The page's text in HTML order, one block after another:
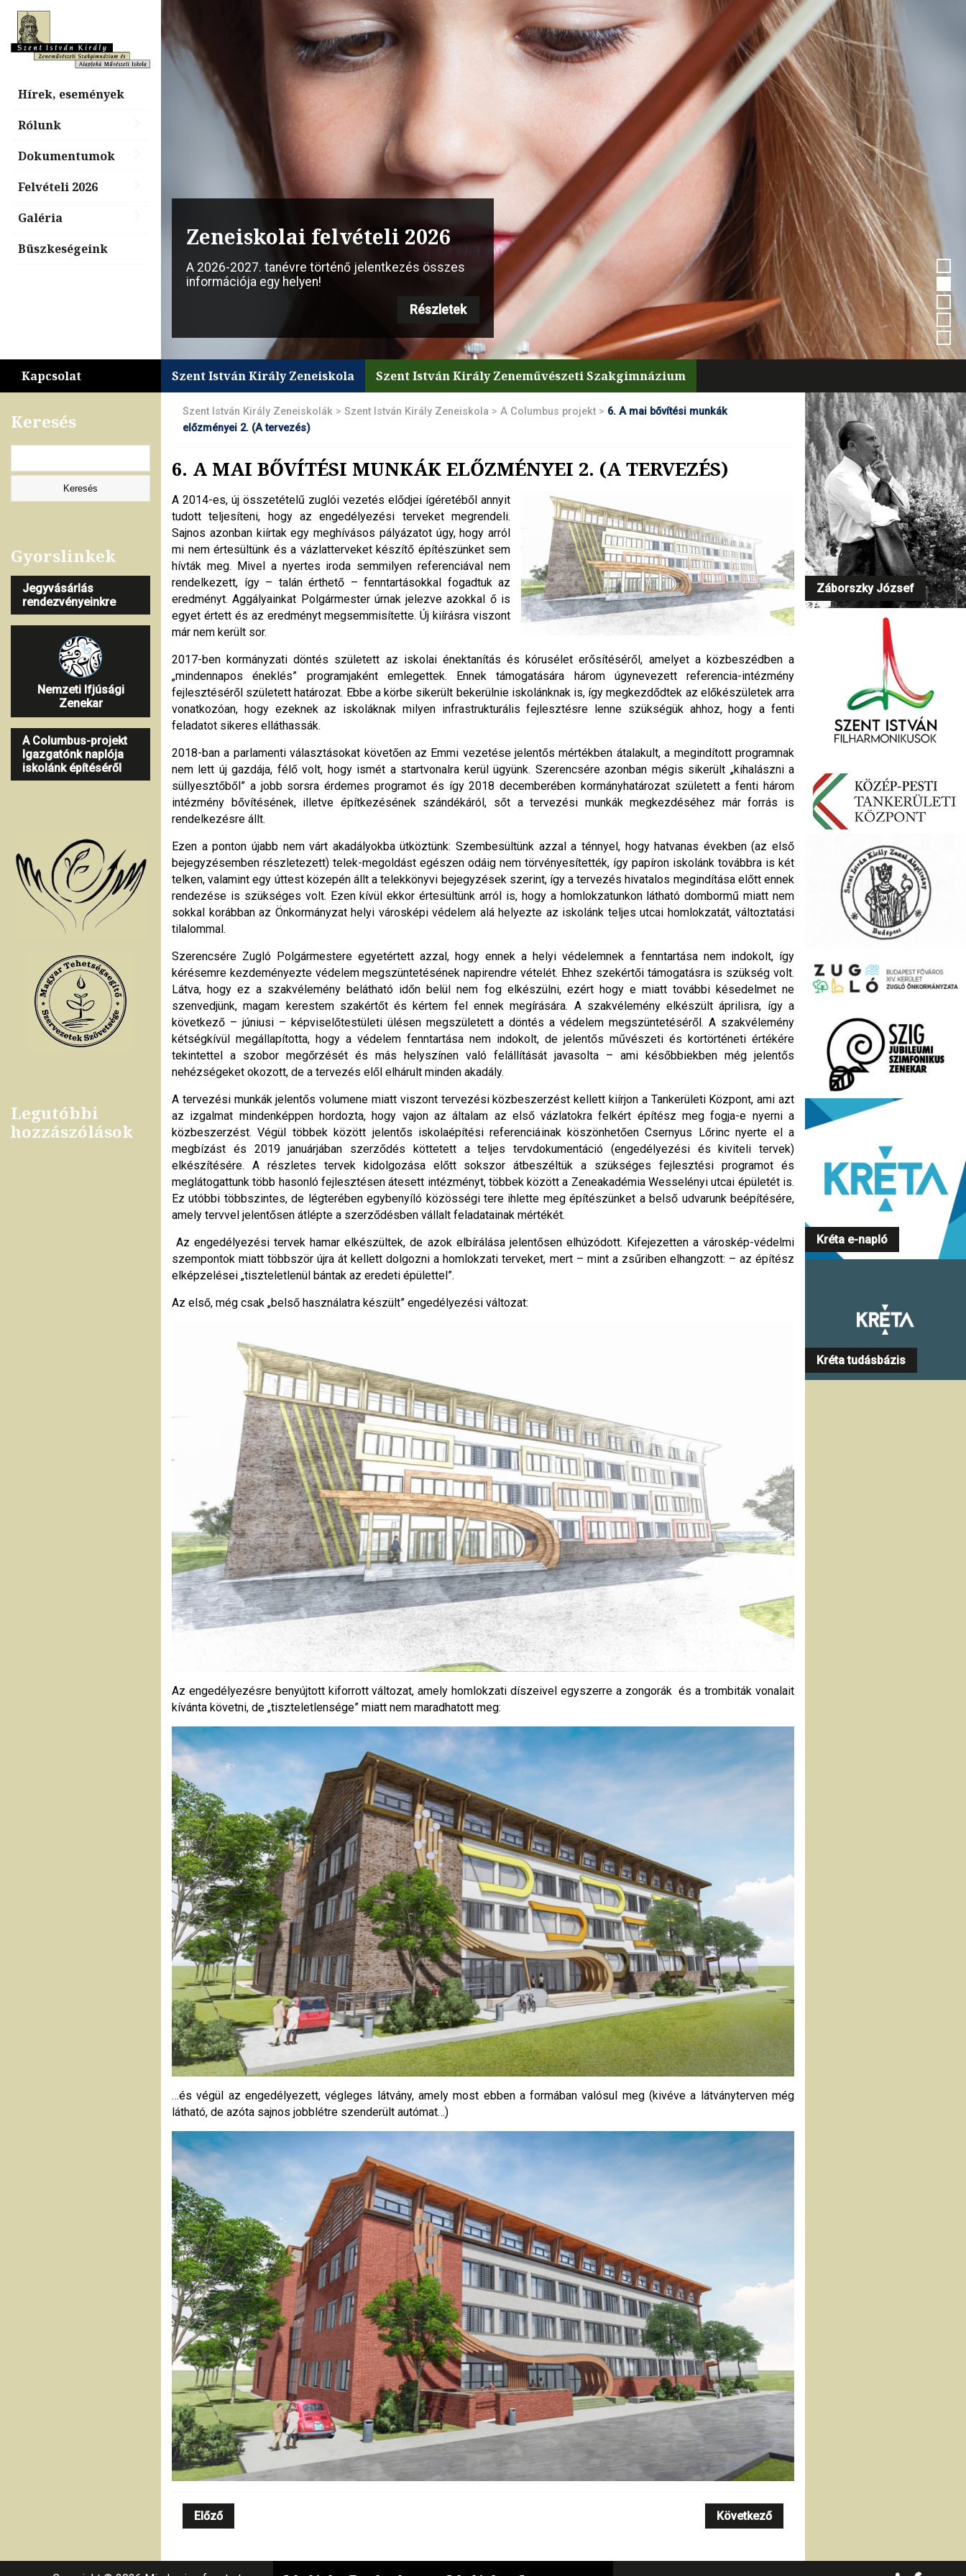
Hírek, események
Rólunk
Dokumentumok
Felvételi 2026
Galéria
Büszkeségeink
Billentyűs és vonós szakmai
nap, „Tiéd a Steinway”
Részletek
Kapcsolat Szent István Király Zeneiskola Szent István Király Zeneművészeti Szakgimnázium
Szent István Király Zeneiskolák > Szent István Király Zeneiskola > A Columbus projekt > 6. A mai bővítési munkák
előzményei 2. (A tervezés)
6. A MAI BŐVÍTÉSI MUNKÁK ELŐZMÉNYEI 2. (A TERVEZÉS)
A 2014-es, új összetételű zuglói vezetés elődjei ígéretéből annyit
tudott teljesíteni, hogy az engedélyezési terveket megrendeli.
Sajnos azonban kiírtak egy meghívásos pályázatot úgy, hogy arról
mi nem értesültünk és a vázlatterveket készítő építészünket sem
hívták meg. Mivel a nyertes iroda semmilyen referenciával nem
rendelkezett, így – talán érthető – fenntartásokkal fogadtuk az
eredményt. Aggályainkat Polgármester úrnak jelezve azokkal ő is
egyet értett és az eredményt megsemmisítette. Új kiírásra viszont
már nem került sor.
2017-ben kormányzati döntés született az iskolai énektanítás és kórusélet erősítéséről, amelyet a közbeszédben a
„mindennapos éneklés” programjaként emlegettek. Ennek támogatására három úgynevezett referencia-intézmény
fejlesztéséről született határozat. Ebbe a körbe sikerült bekerülnie iskolánknak is, így megkezdődtek az előkészületek arra
vonatkozóan, hogy ezeknek az iskoláknak milyen infrastrukturális fejlesztésre lenne szükségük ahhoz, hogy a fenti
feladatot sikeres elláthassák.
2018-ban a parlamenti választásokat követően az Emmi vezetése jelentős mértékben átalakult, a megindított programnak
nem lett új gazdája, félő volt, hogy ismét a startvonalra kerül ügyünk. Szerencsére azonban mégis sikerült „kihalászni a
süllyesztőből” a jobb sorsra érdemes programot és így 2018 decemberében kormányhatározat született a fenti három
intézmény bővítésének, illetve építkezésének szándékáról, sőt a tervezési munkák megkezdéséhez már forrás is
rendelkezésre állt.
Ezen a ponton újabb nem várt akadályokba ütköztünk: Szembesültünk azzal a ténnyel, hogy hatvanas években (az első
bejegyzésemben részletezett) telek-megoldást egészen odáig nem törvényesítették, így papíron iskolánk továbbra is két
telken, valamint egy úttest közepén állt a telekkönyvi bejegyzések szerint, így a tervezés hivatalos megindítása előtt ennek
rendezése is szükséges volt. Ezen kívül ekkor értesültünk arról is, hogy a homlokzatunkon látható dombormű miatt nem
sokkal korábban az Önkormányzat helyi városképi védelem alá helyezte az iskolánk teljes utcai homlokzatát, változtatási
tilalommal.
Szerencsére Zugló Polgármestere egyetértett azzal, hogy ennek a helyi védelemnek a fenntartása nem indokolt, így
kérésemre kezdeményezte védelem megszüntetésének napirendre vételét. Ehhez szekértői támogatásra is szükség volt.
Látva, hogy ez a szakvélemény belátható időn belül nem fog elkészülni, ezért hogy e miatt további késedelmet ne
szenvedjünk, magam kerestem szakértőt és kértem fel ennek megírására. A szakvélemény elkészült áprilisra, így a
következő – júniusi – képviselőtestületi ülésen megszületett a döntés a védelem megszüntetéséről. A szakvélemény
kétségkívül megállapította, hogy a védelem fenntartása nem indokolt, de jelentős művészeti és kortörténeti értékére
tekintettel a szobor megőrzését és más helyszínen való felállítását javasolta – ami későbbiekben még jelentős
nehézségeket okozott, de a tervezés elől elhárult minden akadály.
A tervezési munkák jelentős volumene miatt viszont tervezési közbeszerzést kellett kiírjon a Tankerületi Központ, ami azt
az izgalmat mindenképpen hordozta, hogy vajon az általam az első vázlatokra felkért építész meg fogja-e nyerni a
közbeszerzést. Végül többek között jelentős iskolaépítési referenciáinak köszönhetően Csernyus Lőrinc nyerte el a
megbízást és 2019 januárjában szerződés köttetett a teljes tervdokumentáció (engedélyezési és kiviteli tervek)
elkészítésére. A részletes tervek kidolgozása előtt sokszor átbeszéltük a szükséges fejlesztési programot és
meglátogattunk több hasonló fejlesztésen átesett intézményt, többek között a Zeneakadémia Wesselényi utcai épületét is.
Ez utóbbi többszintes, de légterében egybenyíló közösségi tere ihlette meg építészünket a belső udvarunk beépítésére,
amely tervvel jelentősen átlépte a szerződésben vállalt feladatainak mértékét.
Az engedélyezési tervek hamar elkészültek, de azok elbírálása jelentősen elhúzódott. Kifejezetten a városkép-védelmi
szempontok miatt többször újra át kellett dolgozni a homlokzati terveket, mert – mint a zsűriben elhangzott: – az építész
elképzelései „tiszteletlenül bántak az eredeti épülettel”.
Az első, még csak „belső használatra készült” engedélyezési változat:
Az engedélyezésre benyújtott kiforrott változat, amely homlokzati díszeivel egyszerre a zongorák és a trombiták vonalait
kívánta követni, de „tiszteletlensége” miatt nem maradhatott meg:
…és végül az engedélyezett, végleges látvány, amely most ebben a formában valósul meg (kivéve a látványterven még
látható, de azóta sajnos jobblétre szenderült autómat…)
Előző Következő
Keresés
Gyorslinkek
Jegyvásárlás
rendezvényeinkre
Nemzeti Ifjúsági
Zenekar
A Columbus-projekt
Igazgatónk naplója
iskolánk építéséről
Legutóbbi
hozzászólások
Záborszky József
Kréta e-napló
Kréta tudásbázis